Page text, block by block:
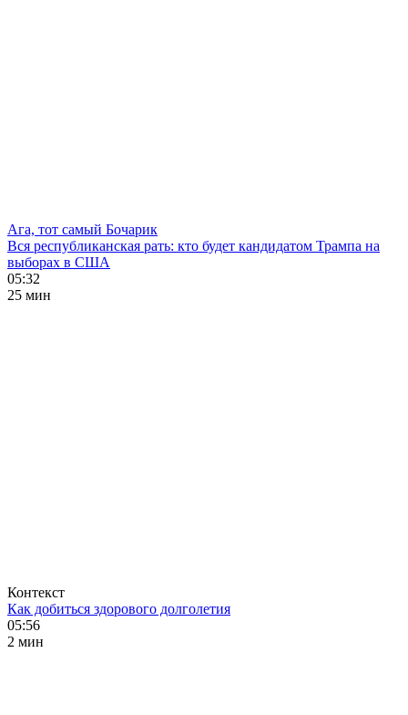
Ага, тот самый Бочарик
Вся республиканская рать: кто будет кандидатом Трампа на
выборах в США
05:32
25 мин
Контекст
Как добиться здорового долголетия
05:56
2 мин